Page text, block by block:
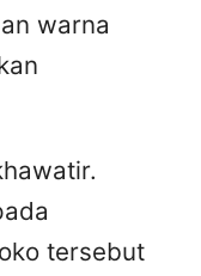
warna
tersebut